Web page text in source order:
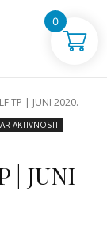
TP | JUNI 2020.
AKTIVNOSTI
| JUNI
0